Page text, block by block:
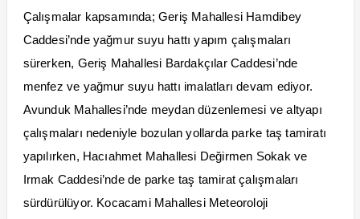
Çalışmalar kapsamında; Geriş Mahallesi Hamdibey
Caddesi’nde yağmur suyu hattı yapım çalışmaları
sürerken, Geriş Mahallesi Bardakçılar Caddesi’nde
menfez ve yağmur suyu hattı imalatları devam ediyor.
Avunduk Mahallesi’nde meydan düzenlemesi ve altyapı
çalışmaları nedeniyle bozulan yollarda parke taş tamiratı
yapılırken, Hacıahmet Mahallesi Değirmen Sokak ve
Irmak Caddesi’nde de parke taş tamirat çalışmaları
sürdürülüyor. Kocacami Mahallesi Meteoroloji